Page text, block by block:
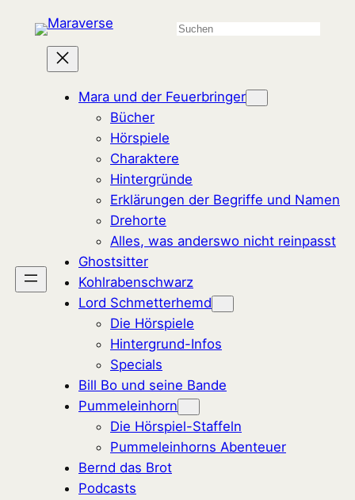
Inhalt
springen
Suchen
Mara und der Feuerbringer
Bücher
Hörspiele
Charaktere
Hintergründe
Erklärungen der Begriffe und Namen
Drehorte
Alles, was anderswo nicht reinpasst
Ghostsitter
Kohlrabenschwarz
Lord Schmetterhemd
Die Hörspiele
Hintergrund-Infos
Specials
Bill Bo und seine Bande
Pummeleinhorn
Die Hörspiel-Staffeln
Pummeleinhorns Abenteuer
Bernd das Brot
Podcasts